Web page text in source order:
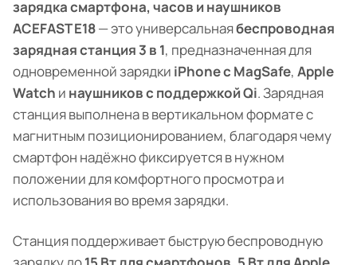
зарядка смартфона, часов и наушников
ACEFAST E18— это универсальнаябеспроводная
зарядная станция 3 в 1, предназначенная для
одновременной зарядки iPhone с MagSafe, Apple
Watch и наушников с поддержкой Qi. Зарядная
станция выполнена в вертикальном формате с
магнитным позиционированием, благодаря чему
смартфон надёжно фиксируется в нужном
положении для комфортного просмотра и
использования во время зарядки.
Станция поддерживает быструю беспроводную